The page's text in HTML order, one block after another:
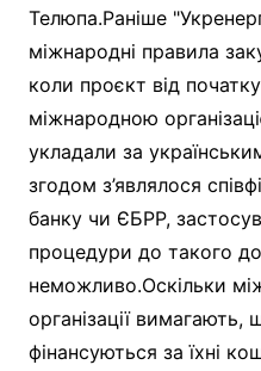
Телюпа.Раніше
міжнародні правила
коли проєкт від
міжнародною
укладали за
згодом з’являлося
банку чи ЄБРР,
процедури до такого
неможливо.Оскільки
організації вимагають,
фінансуються за їхні